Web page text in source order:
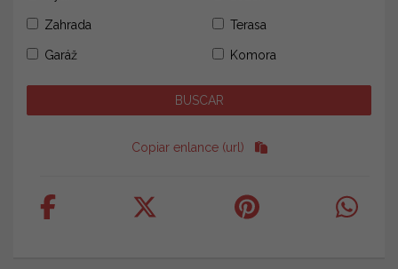
Zahrada Terasa
Garáž Komora
Copiar enlance (url)